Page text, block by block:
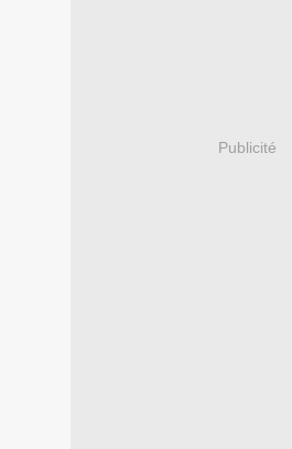
Publicité